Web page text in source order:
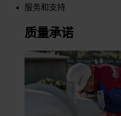
服务和支持
质量承诺